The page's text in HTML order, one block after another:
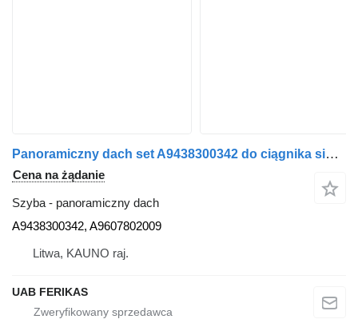
Panoramiczny dach set A9438300342 do ciągnika siodłowego Mercedes-Benz
Cena na żądanie
Szyba - panoramiczny dach
A9438300342, A9607802009
Litwa, KAUNO raj.
UAB FERIKAS